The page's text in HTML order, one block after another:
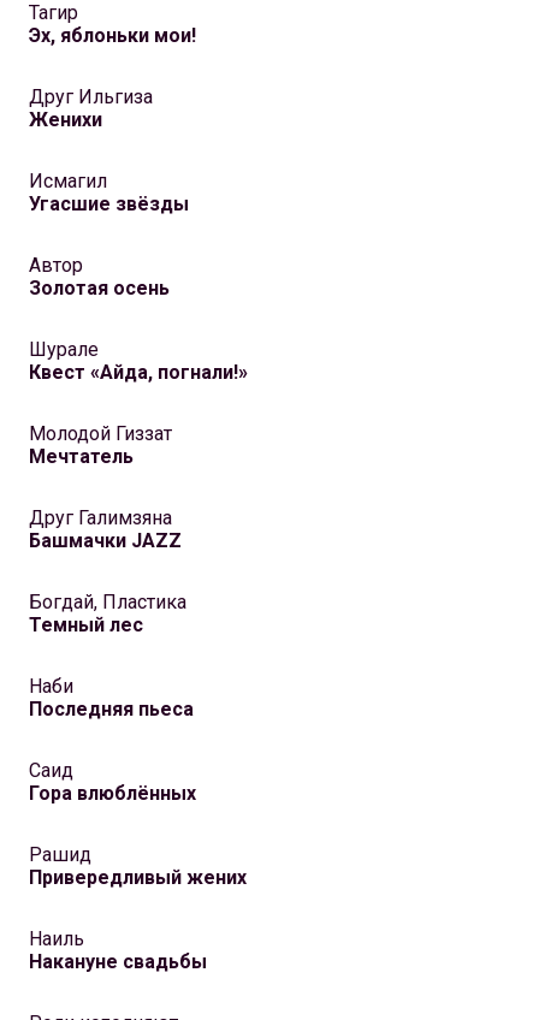
Тагир
Эх, яблоньки мои!
Друг Ильгиза
Женихи
Исмагил
Угасшие звёзды
Автор
Золотая осень
Шурале
Квест «Айда, погнали!»
Молодой Гиззат
Мечтатель
Друг Галимзяна
Башмачки JAZZ
Богдай, Пластика
Темный лес
Наби
Последняя пьеса
Саид
Гора влюблённых
Рашид
Привередливый жених
Наиль
Накануне свадьбы